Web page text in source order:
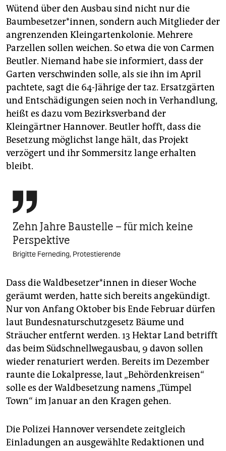
Wütend über den Ausbau sind nicht nur die
Baumbesetzer*innen, sondern auch Mitglieder der
angrenzenden Kleingartenkolonie. Mehrere
Parzellen sollen weichen. So etwa die von Carmen
Beutler. Niemand habe sie informiert, dass der
Garten verschwinden solle, als sie ihn im April
pachtete, sagt die 64-Jährige der taz. Ersatzgärten
und Entschädigungen seien noch in Verhandlung,
heißt es dazu vom Bezirksverband der
Kleingärtner Hannover. Beutler hofft, dass die
Besetzung möglichst lange hält, das Projekt
verzögert und ihr Sommersitz lange erhalten
bleibt.

Zehn Jahre Baustelle – für mich keine
Perspektive
Brigitte Ferneding, Protestierende
Dass die Wald­be­set­ze­r*in­nen in dieser Woche
geräumt werden, hatte sich bereits angekündigt.
Nur von Anfang Oktober bis Ende Februar dürfen
laut Bundesnaturschutzgesetz Bäume und
Sträucher entfernt werden. 13 Hektar Land betrifft
das beim Südschnellwegausbau, 9 davon sollen
wieder renaturiert werden. Bereits im Dezember
raunte die Lokalpresse, laut „Behördenkreisen“
solle es der Waldbesetzung namens „Tümpel
Town“ im Januar an den Kragen gehen.
Die Polizei Hannover versendete zeitgleich
Einladungen an ausgewählte Redaktionen und